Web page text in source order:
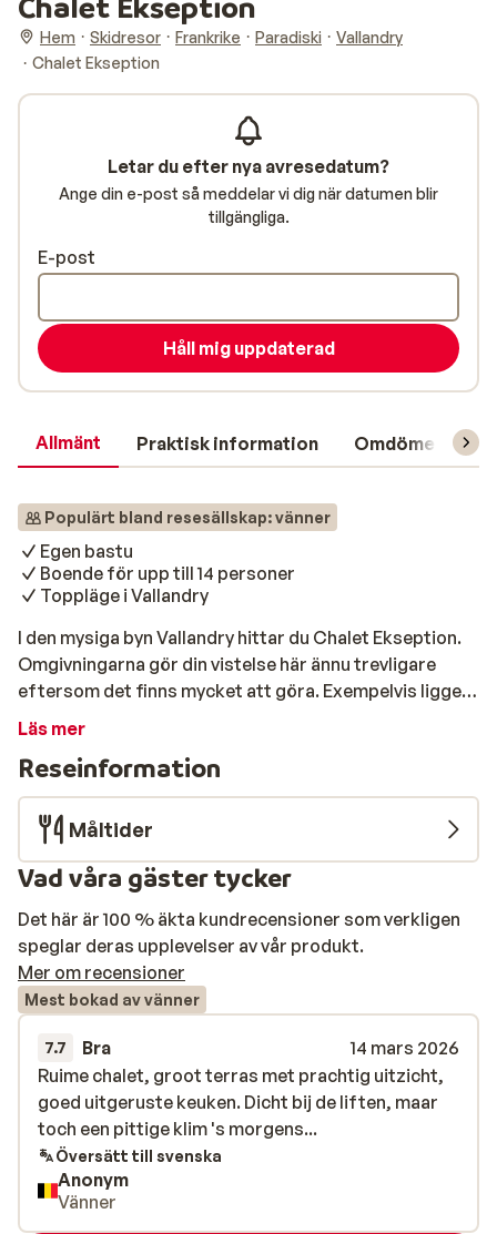
Hem Skidresor Frankrike Paradiski
Vallandry
Chalet Ekseption
Allmänt Praktisk information Omdömen
Populärt bland resesällskap: vänner
Egen bastu
Boende för upp till 14 personer
Toppläge i Vallandry
I den mysiga byn Vallandry hittar du Chalet Ekseption.
Omgivningarna gör din vistelse här ännu trevligare
eftersom det finns mycket att göra. Exempelvis ligger
centrum fem minuters promenad bort, där du hittar
om skidbacken i närheten. Chalet Ekseption är en
smakfullt inredd stuga där du kan bo med upp till 14
personer. Här finns ett mysigt vardagsrum, ett fullt
utrustat kök, sex sovrum och tre badrum. Utsikten är
definitivt det som gör din semester komplett,
snötäckta bergen. Efter en dag i backen finns det inget
bättre än att krypa upp i soffan med en varm choklad
eller värma sig i bastun som finns i stugan.
Läs mer
Reseinformation
Måltider
Vad våra gäster tycker
Det här är 100 % äkta kundrecensioner som verkligen
speglar deras upplevelser av vår produkt.
Mer om recensioner
Mest bokad av vänner
7.7 Bra
14 mars 2026
Ruime chalet, groot terras met prachtig uitzicht,
goed uitgeruste keuken. Dicht bij de liften, maar
toch een pittige klim 's morgens...
Ruime chalet, groot terras met prachtig uitzicht,
goed uitgeruste keuken. Dicht bij de liften, maar
toch een pittige klim 's morgens...
Översätt till svenska
Anonym
Vänner
Letar du efter nya avresedatum?
Ange din e-post så meddelar vi dig när datumen blir
tillgängliga.
E-post
Håll mig uppdaterad